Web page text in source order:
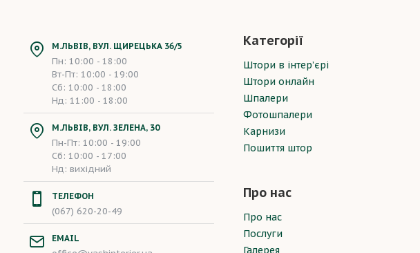
М.ЛЬВІВ, ВУЛ. ЩИРЕЦЬКА 36/5
Пн: 10:00 - 18:00
Вт-Пт: 10:00 - 19:00
Сб: 10:00 - 18:00
Нд: 11:00 - 18:00
М.ЛЬВІВ, ВУЛ. ЗЕЛЕНА, 30
Пн-Пт: 10:00 - 19:00
Сб: 10:00 - 17:00
Нд: вихідний
ТЕЛЕФОН
(067) 620-20-49
EMAIL
Категорії
Штори в інтер’єрі
Штори онлайн
Шпалери
Фотошпалери
Карнизи
Пошиття штор
Про нас
Про нас
Послуги
Галерея